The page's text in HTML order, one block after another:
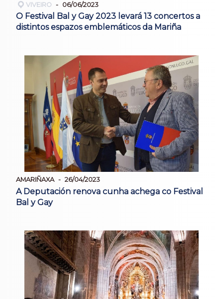
VIVEIRO 06/06/2023
O Festival Bal y Gay 2023 levará 13 concertos a
distintos espazos emblemáticos da Mariña
AMARIÑAXA 26/04/2023
A Deputación renova cunha achega co Festival
Bal y Gay